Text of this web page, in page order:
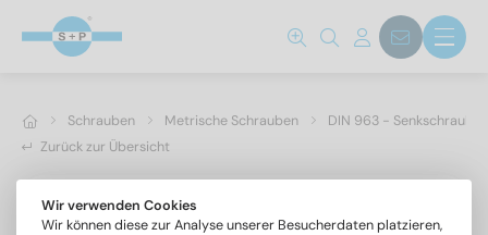
Schrauben Metrische Schrauben
DIN 963 -
Zurück zur Übersicht
Wir verwenden Cookies
Wir können diese zur Analyse unserer Besucherdaten platzieren,